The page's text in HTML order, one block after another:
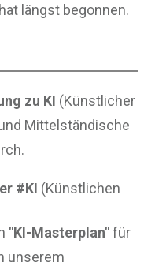
längst begonnen.
zu KI (Künstlicher
Mittelständische
#KI (Künstlichen
"KI-Masterplan"für
unserem